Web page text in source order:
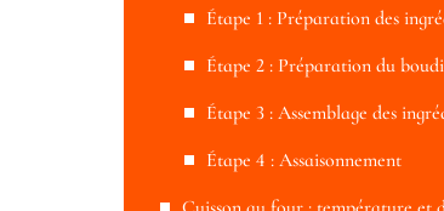
Étape 1 : Préparation des
Étape 2 : Préparation du
Étape 3 : Assemblage des
Étape 4 : Assaisonnement